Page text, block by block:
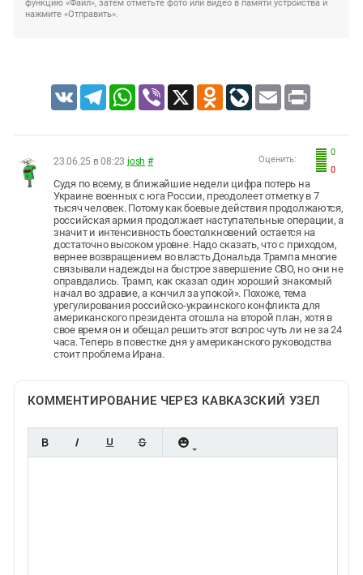
функцию «Файл», затем отметьте фото или видео в памяти устройства и
нажмите «Отправить».
VK TelegramWhatsApp
Viber X Odnoklassniki
LiveJournal
Email Print
0
0
Оценить:
23.06.25 в 08:23 josh #
Судя по всему, в ближайшие недели цифра потерь на
Украине военных с юга России, преодолеет отметку в 7
тысяч человек. Потому как боевые действия продолжаются,
российская армия продолжает наступательные операции, а
значит и интенсивность боестолкновений остается на
достаточно высоком уровне. Надо сказать, что с приходом,
вернее возвращением во власть Дональда Трампа многие
связывали надежды на быстрое завершение СВО, но они не
оправдались. Трамп, как сказал один хороший знакомый
начал во здравие, а кончил за упокой». Похоже, тема
урегулирования российско-украинского конфликта для
американского президента отошла на второй план, хотя в
свое время он и обещал решить этот вопрос чуть ли не за 24
часа. Теперь в повестке дня у американского руководства
стоит проблема Ирана.
КОММЕНТИРОВАНИЕ ЧЕРЕЗ КАВКАЗСКИЙ УЗЕЛ